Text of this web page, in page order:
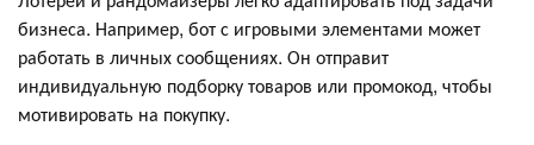
бизнеса. Например, бот с игровыми элементами может
работать в личных сообщениях. Он отправит
индивидуальную подборку товаров или промокод, чтобы
мотивировать на покупку.